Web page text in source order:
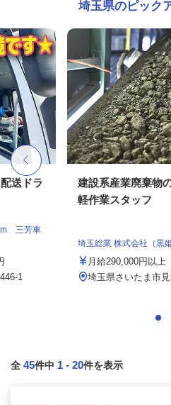
埼玉県のピック
送ドラ
三芳車
1
建設系産業廃棄物
軽作業スタッフ
埼玉総業 株式会社（黒
月給290,000円以上
埼玉県さいたま市
全 45件中 1 - 20件を表示